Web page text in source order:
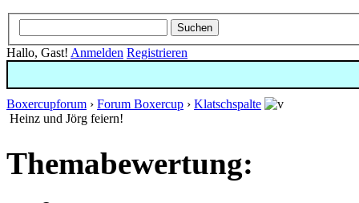
Hallo, Gast! Anmelden Registrieren
Boxercupforum › Forum Boxercup › Klatschspalte
Heinz und Jörg feiern!
Themabewertung: